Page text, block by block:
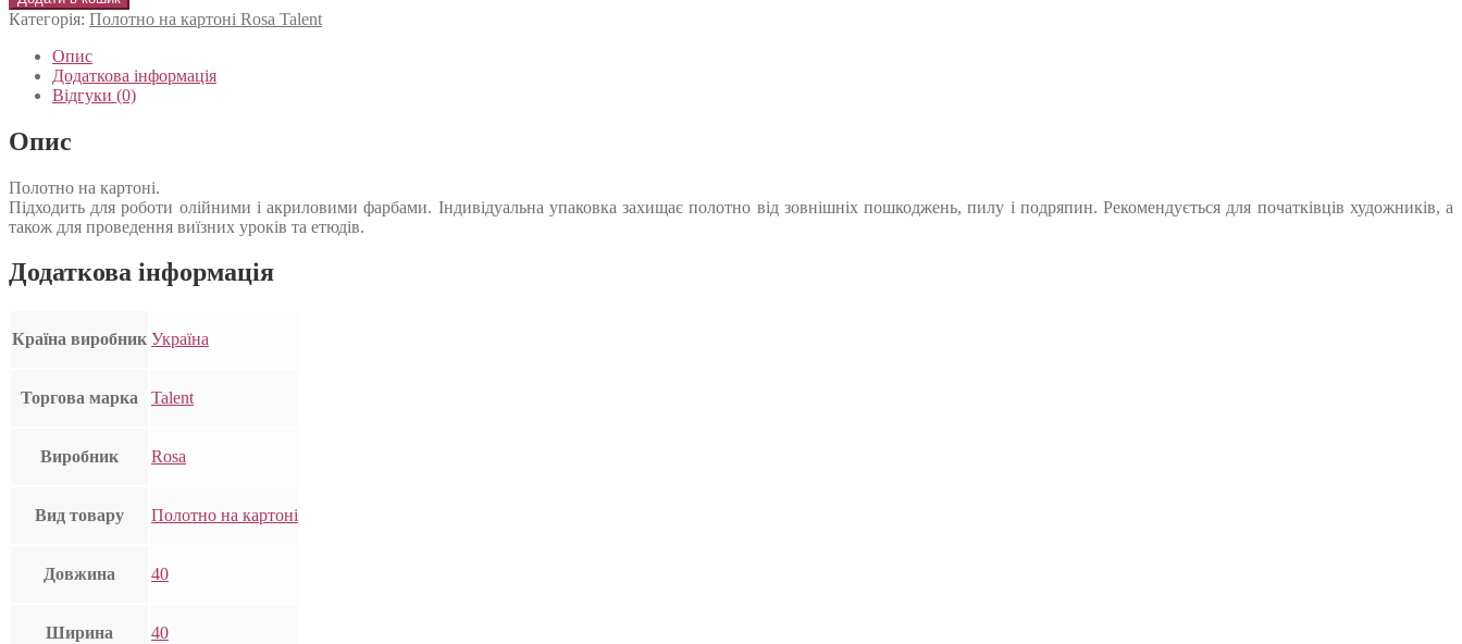
Категорія: Полотно на картоні Rosa Talent
Опис
Додаткова інформація
Відгуки (0)
Опис
Полотно на картоні.
Підходить для роботи олійними і акриловими фарбами. Індивідуальна упаковка захищає полотно від зовнішніх пошкоджень, пилу і подряпин. Рекомендується для початківців художників, а
також для проведення виїзних уроків та етюдів.
Додаткова інформація
Країна виробник Україна
Торгова марка Talent
Виробник Rosa
Вид товару Полотно на картоні
Довжина 40
Ширина 40